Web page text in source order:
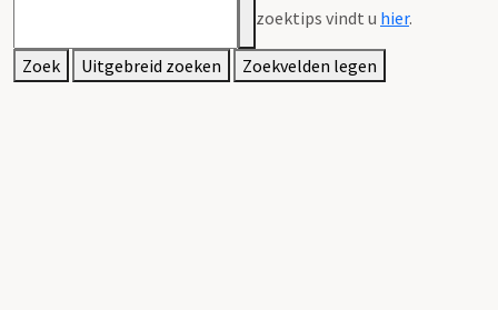
zoektips vindt u hier.
Zoek Uitgebreid zoeken Zoekvelden legen